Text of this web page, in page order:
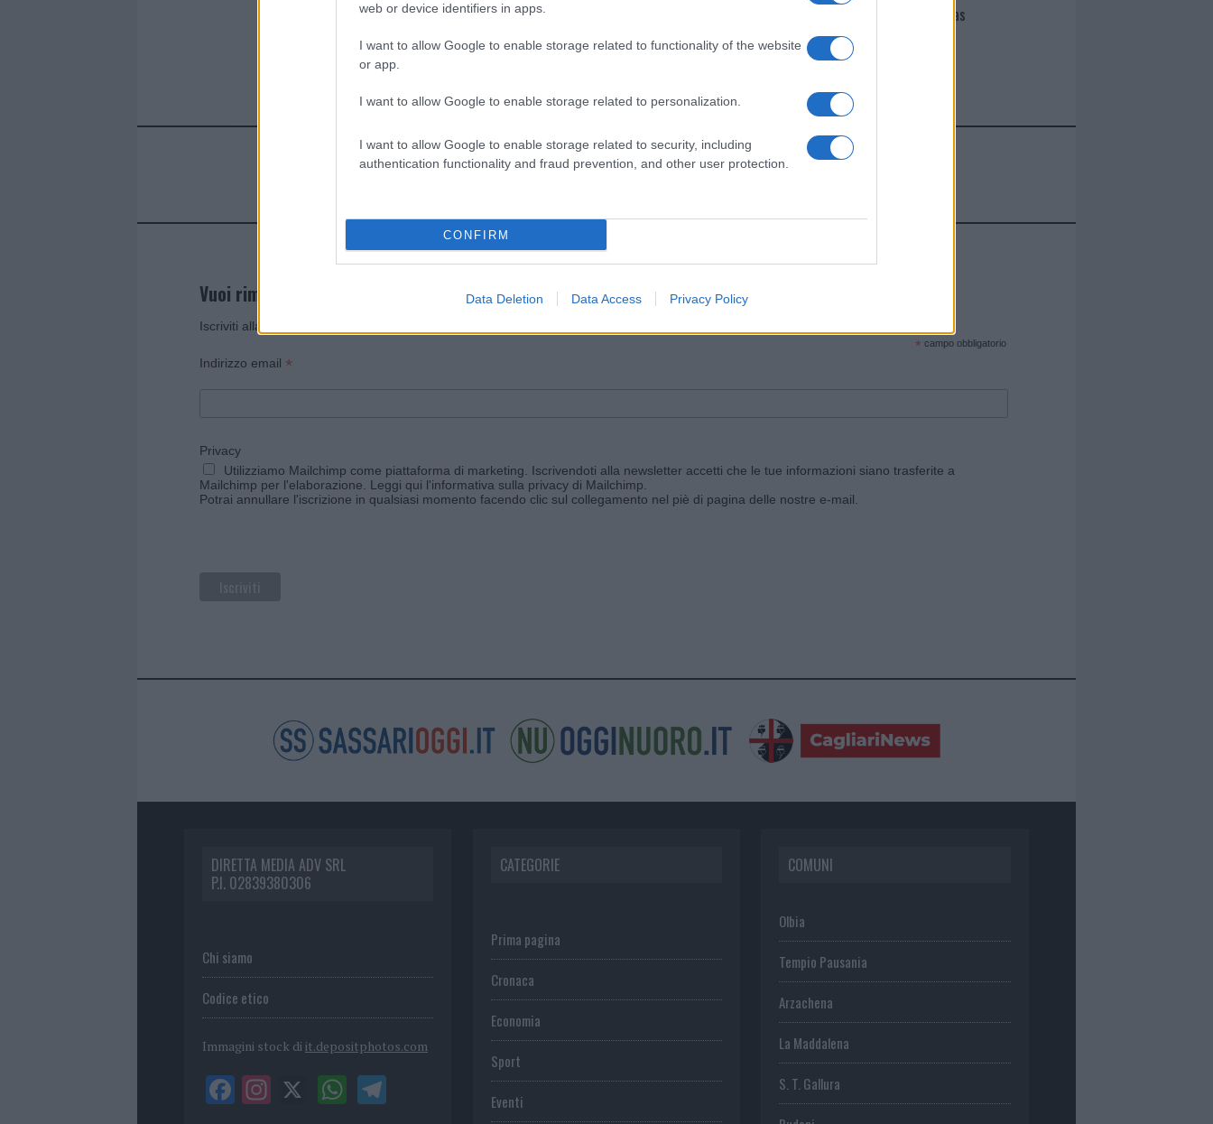
web or device identifiers in apps.
I want to allow Google to enable storage related to functionality of the website
or app.
I want to allow Google to enable storage related to personalization.
I want to allow Google to enable storage related to security, including
authentication functionality and fraud prevention, and other user protection.
CONFIRM
Data Deletion Data Access Privacy Policy
Giovannimaria Cabras
Invia un Comunicato Stampa|Pubblicità|Segnala
Vuoi rimanere sempre aggiornato?
Iscriviti alla newsletter di Gallura Oggi e ricevi le nostre email periodiche contenenti le ultime notizie pubblicate sul sito web!
* campo obbligatorio
Indirizzo email *
Privacy
Utilizziamo Mailchimp come piattaforma di marketing. Iscrivendoti alla newsletter accetti che le tue informazioni siano trasferite a
Mailchimp per l'elaborazione. Leggi qui l'informativa sulla privacy di Mailchimp
Potrai annullare l'iscrizione in qualsiasi momento facendo clic sul collegamento nel piè di pagina delle nostre e-mail.
DIRETTA MEDIA ADV SRL
P.I. 02839380306
Chi siamo
Codice etico
Immagini stock di it.depositphotos.com
CATEGORIE
Prima pagina
Cronaca
Economia
Sport
Eventi
COMUNI
Olbia
Tempio Pausania
Arzachena
La Maddalena
S. T. Gallura